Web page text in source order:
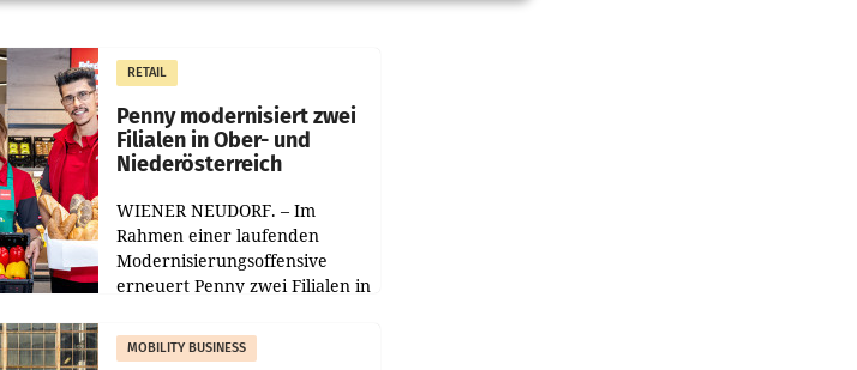
RETAIL
Penny modernisiert zwei
Filialen in Ober- und
Niederösterreich
WIENER NEUDORF. – Im
Rahmen einer laufenden
Modernisierungsoffensive
erneuert Penny zwei Filialen in
Die beiden Standorte liegen in
Haag sowie im rund
MOBILITY BUSINESS